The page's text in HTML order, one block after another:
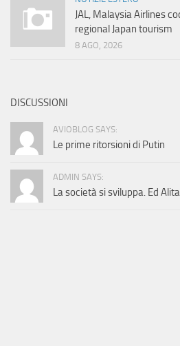
JAL, Malaysia Airlines
regional Japan tourism
8 AGO, 2026
DISCUSSIONI
AVIOBLOG SAYS:
Le prime ritorsioni di Putin
ADMIN SAYS:
La società si sviluppa. Ed